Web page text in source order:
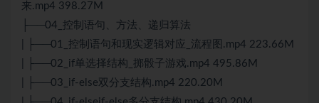
来.mp4 398.27M
├──04_控制语句、方法、递归算法
| ├──01_控制语句和现实逻辑对应_流程图.mp4 223.66M
| ├──02_if单选择结构_掷骰子游戏.mp4 495.86M
| ├──03_if-else双分支结构.mp4 220.20M